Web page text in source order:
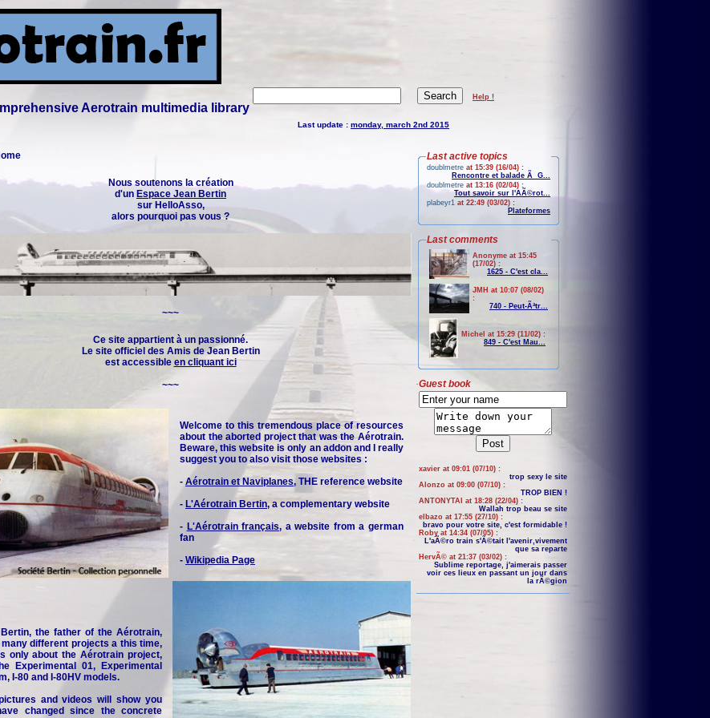
Aerotrain multimedia library
Help !
Last update : monday, march 2nd 2015
Nous soutenons la création
d'un Espace Jean Bertin
sur HelloAsso,
alors pourquoi pas vous ?
~~~
Ce site appartient à un passionné.
Le site officiel des Amis de Jean Bertin
est accessible en cliquant ici
~~~
Welcome to this tremendous place of resources
about the aborted project that was the Aérotrain.
Beware, this website is only an addon and I really
suggest you to also visit those websites :
- Aérotrain et Naviplanes, THE reference website
- L'Aérotrain Bertin, a complementary website
- L'Aérotrain français, a website from a german
fan
- Wikipedia Page
the father of the Aérotrain,
many different projects a this time,
only about the Aérotrain project,
Experimental 01, Experimental
I-80 and I-80HV models.
and videos will show you
changed since the concrete
Last active topics
doublmetre at 15:39 (16/04) :
Rencontre et balade Ã G...
doublmetre at 13:16 (02/04) :
Tout savoir sur l'AÃ©rot...
plabeyr1 at 22:49 (03/02) :
Plateformes
Last comments
Anonyme at 15:45
(17/02) :
1625 - C'est cla...
JMH at 10:07 (08/02)
:
740 - Peut-Ãªtr...
Michel at 15:29 (11/02) :
849 - C'est Mau...
Guest book
xavier at 09:01 (07/10) :
trop sexy le site
Alonzo at 09:00 (07/10) :
TROP BIEN !
ANTONYTAI at 18:28 (22/04) :
Wallah trop beau se site
elbazo at 17:55 (27/10) :
bravo pour votre site, c'est formidable !
Roby at 14:34 (07/05) :
L'aÃ©ro train s'Ã©tait l'avenir,vivement
que sa reparte
HervÃ© at 21:37 (03/02) :
Sublime reportage, j'aimerais passer
voir ces lieux en passant un jour dans
la rÃ©gion